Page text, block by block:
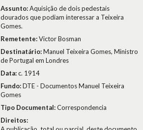
Assunto:Aquisição de dois pedestais
dourados que podiam interessar a Teixeira
Gomes.
Remetente:Victor Bosman
Destinatário:Manuel Teixeira Gomes, Ministro
de Portugal em Londres
Data:c. 1914
Fundo:DTE - Documentos Manuel Teixeira
Gomes
Tipo Documental:Correspondencia
Direitos: